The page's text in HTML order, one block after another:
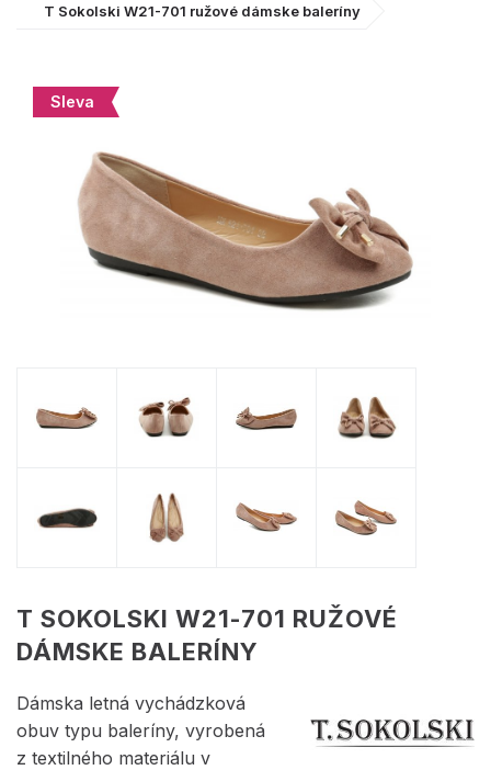
T Sokolski W21-701 ružové dámske baleríny
Sleva
T SOKOLSKI W21-701 RUŽOVÉ
DÁMSKE BALERÍNY
Dámska letná vychádzková
obuv typu baleríny, vyrobená
z textilného materiálu v